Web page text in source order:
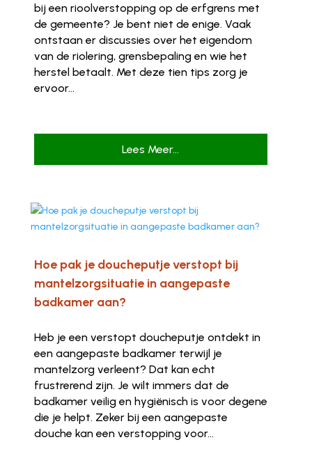
bij een rioolverstopping op de erfgrens met
de gemeente? Je bent niet de enige. Vaak
ontstaan er discussies over het eigendom
van de riolering, grensbepaling en wie het
herstel betaalt. Met deze tien tips zorg je
ervoor...
Lees Meer...
Hoe pak je doucheputje verstopt bij
mantelzorgsituatie in aangepaste
badkamer aan?
Heb je een verstopt doucheputje ontdekt in
een aangepaste badkamer terwijl je
mantelzorg verleent? Dat kan echt
frustrerend zijn. Je wilt immers dat de
badkamer veilig en hygiënisch is voor degene
die je helpt. Zeker bij een aangepaste
douche kan een verstopping voor...